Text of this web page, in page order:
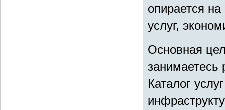
опирается
услуг,
Основная
занимаетесь
Каталог